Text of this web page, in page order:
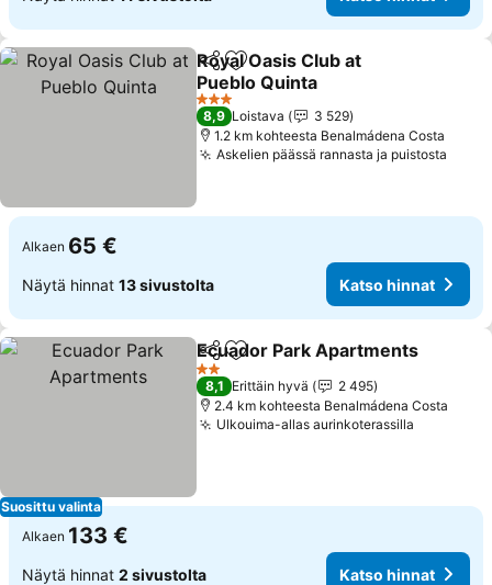
Jaa Lisää suosikkeihin
Royal Oasis Club at
Pueblo Quinta
Katso hinnat
3 Tähtiluokitus
8,9 Loistava
3 529
1.2 km kohteesta Benalmádena Costa
Askelien päässä rannasta ja puistosta
Alkaen 65 €
Näytä hinnat 13 sivustolta Katso hinnat
Suosittu valinta
Jaa Lisää suosikkeihin
Ecuador Park Apartments
2 Tähtiluokitus
8,1 Erittäin hyvä
2 495
2.4 km kohteesta Benalmádena Costa
Ulkouima-allas aurinkoterassilla
Alkaen 133 €
Näytä hinnat 2 sivustolta Katso hinnat